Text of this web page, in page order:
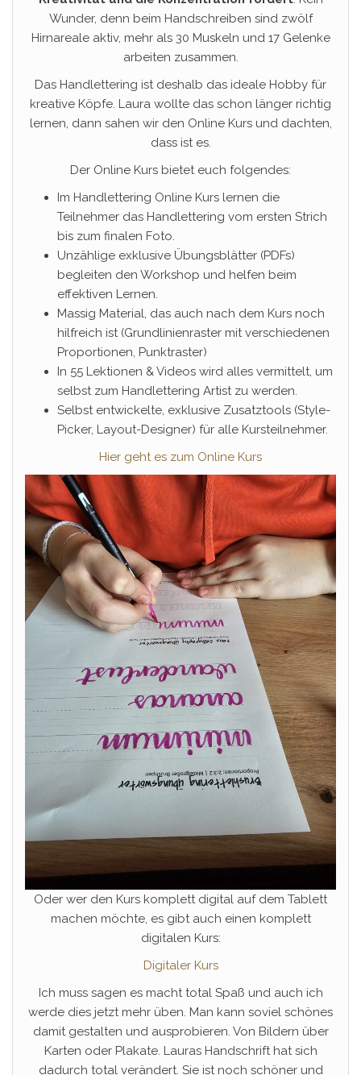
Wunder, denn beim Handschreiben sind zwölf
Hirnareale aktiv, mehr als 30 Muskeln und 17 Gelenke
arbeiten zusammen.
Das Handlettering ist deshalb das ideale Hobby für
kreative Köpfe. Laura wollte das schon länger richtig
lernen, dann sahen wir den Online Kurs und dachten,
dass ist es.
Der Online Kurs bietet euch folgendes:
Im Handlettering Online Kurs lernen die
Teilnehmer das Handlettering vom ersten Strich
bis zum finalen Foto.
Unzählige exklusive Übungsblätter (PDFs)
begleiten den Workshop und helfen beim
effektiven Lernen.
Massig Material, das auch nach dem Kurs noch
hilfreich ist (Grundlinienraster mit verschiedenen
Proportionen, Punktraster)
In 55 Lektionen & Videos wird alles vermittelt, um
selbst zum Handlettering Artist zu werden.
Selbst entwickelte, exklusive Zusatztools (Style-
Picker, Layout-Designer) für alle Kursteilnehmer.
Hier geht es zum Online Kurs
Oder wer den Kurs komplett digital auf dem Tablett
machen möchte, es gibt auch einen komplett
digitalen Kurs:
Digitaler Kurs
Ich muss sagen es macht total Spaß und auch ich
werde dies jetzt mehr üben. Man kann soviel schönes
damit gestalten und ausprobieren. Von Bildern über
Karten oder Plakate. Lauras Handschrift hat sich
dadurch total verändert. Sie ist noch schöner und